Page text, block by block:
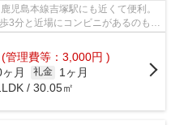
児島本線吉塚駅にも近くて便利。
3分と近場にコンビニがあるのもポ
(管理費等：3,000円 )
月 礼金
1ヶ月
/ 30.05㎡